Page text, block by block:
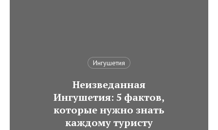
Ингушетия
Неизведанная
Ингушетия: 5 фактов,
которые нужно знать
каждому туристу